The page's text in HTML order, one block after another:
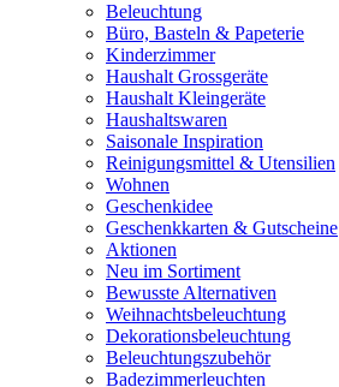
Beleuchtung
Büro, Basteln & Papeterie
Kinderzimmer
Haushalt Grossgeräte
Haushalt Kleingeräte
Haushaltswaren
Saisonale Inspiration
Reinigungsmittel & Utensilien
Wohnen
Geschenkidee
Geschenkkarten & Gutscheine
Aktionen
Neu im Sortiment
Bewusste Alternativen
Weihnachtsbeleuchtung
Dekorationsbeleuchtung
Beleuchtungszubehör
Badezimmerleuchten